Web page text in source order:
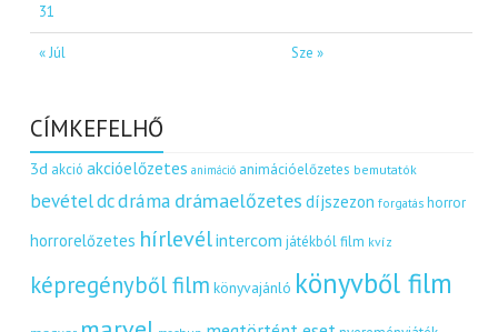
« Júl Sze »
31
CÍMKEFELHŐ
3d akció akcióelőzetes animáció animációelőzetes bemutatók
bevételdcdráma drámaelőzetes díjszezon forgatás horror
horrorelőzetes hírlevélintercom játékból film kvíz
képregényből film könyvajánló könyvből film